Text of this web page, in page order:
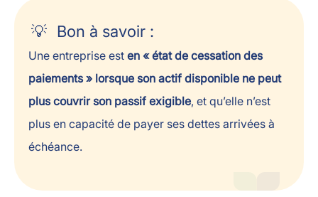
Bon à savoir :
Une entreprise est en « état de cessation des
paiements » lorsque son actif disponible ne peut
plus couvrir son passif exigible, et qu’elle n’est
plus en capacité de payer ses dettes arrivées à
échéance.